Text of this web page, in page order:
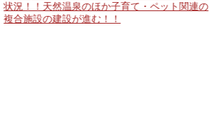
状況！！天然温泉のほか子育て・ペット関連の
複合施設の建設が進む！！